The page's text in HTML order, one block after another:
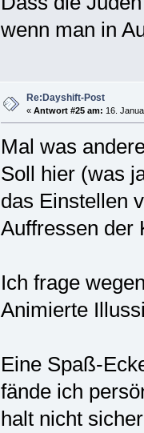
wenn man in
Re:Dayshift-Post
« Antwort #25 am: 16.
Mal was
Soll hier (was
das Einstellen
Auffressen der
Ich frage
Animierte
Eine Spaß-
fände ich
halt nicht